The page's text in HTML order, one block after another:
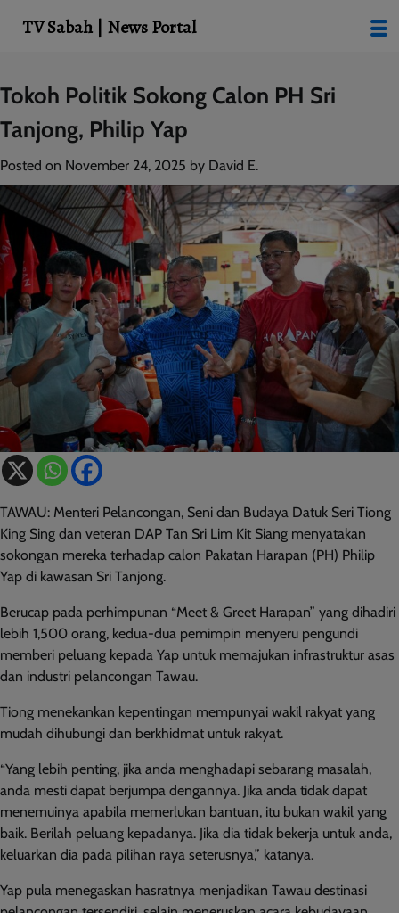
Skip
to
content
Tokoh Politik Sokong Calon PH Sri
Tanjong, Philip Yap
Posted on November 24, 2025 by David E.
TAWAU: Menteri Pelancongan, Seni dan Budaya Datuk Seri Tiong
King Sing dan veteran DAP Tan Sri Lim Kit Siang menyatakan
sokongan mereka terhadap calon Pakatan Harapan (PH) Philip
Yap di kawasan Sri Tanjong.
Berucap pada perhimpunan “Meet & Greet Harapan” yang dihadiri
lebih 1,500 orang, kedua-dua pemimpin menyeru pengundi
memberi peluang kepada Yap untuk memajukan infrastruktur asas
dan industri pelancongan Tawau.
Tiong menekankan kepentingan mempunyai wakil rakyat yang
mudah dihubungi dan berkhidmat untuk rakyat.
“Yang lebih penting, jika anda menghadapi sebarang masalah,
anda mesti dapat berjumpa dengannya. Jika anda tidak dapat
menemuinya apabila memerlukan bantuan, itu bukan wakil yang
baik. Berilah peluang kepadanya. Jika dia tidak bekerja untuk anda,
keluarkan dia pada pilihan raya seterusnya,” katanya.
Yap pula menegaskan hasratnya menjadikan Tawau destinasi
TV Sabah | News Portal